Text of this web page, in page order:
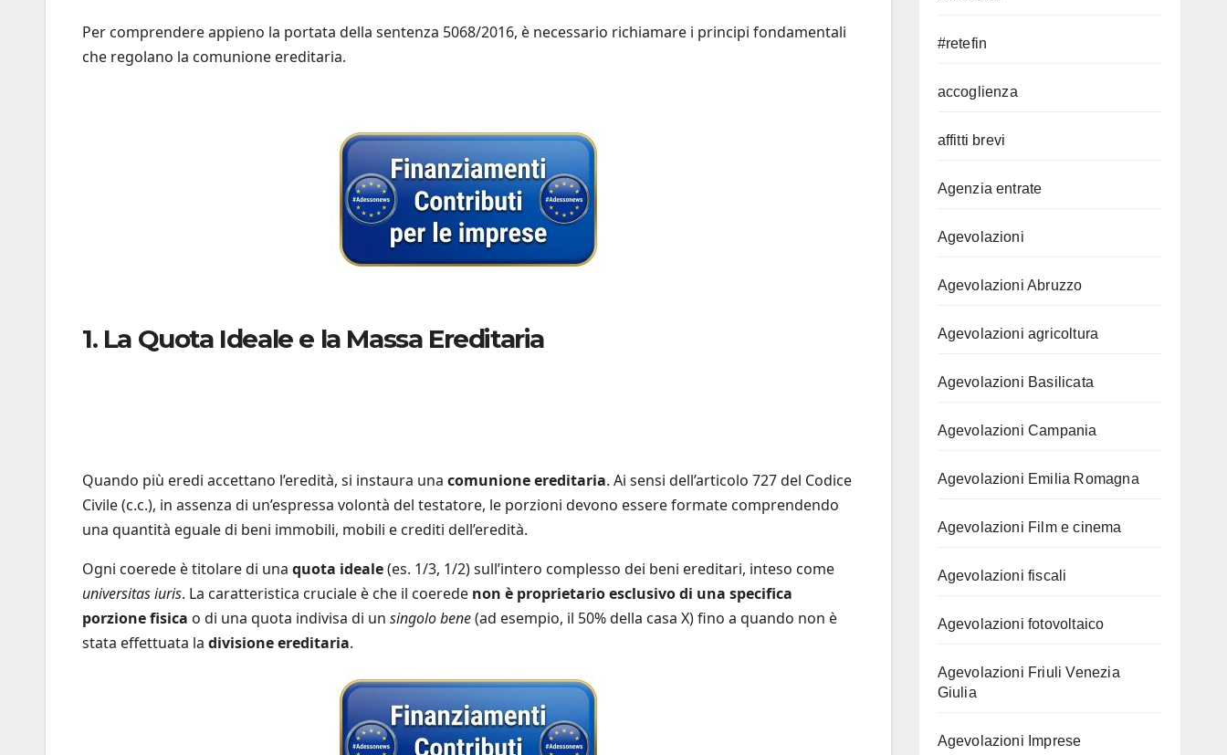
Per comprendere appieno la portata della sentenza 5068/2016, è necessario richiamare i principi fondamentali
che regolano la comunione ereditaria.
1. La Quota Ideale e la Massa Ereditaria
Quando più eredi accettano l’eredità, si instaura una comunione ereditaria. Ai sensi dell’articolo 727 del Codice
Civile (c.c.), in assenza di un’espressa volontà del testatore, le porzioni devono essere formate comprendendo
una quantità eguale di beni immobili, mobili e crediti dell’eredità.
Ogni coerede è titolare di una quota ideale(es. 1/3, 1/2) sull’intero complesso dei beni ereditari, inteso come
universitas iuris. La caratteristica cruciale è che il coerede non è proprietario esclusivo di una specifica
porzione fisica o di una quota indivisa di un singolo bene(ad esempio, il 50% della casa X) fino a quando non è
stata effettuata la divisione ereditaria.
#retefin
accoglienza
affitti brevi
Agenzia entrate
Agevolazioni
Agevolazioni Abruzzo
Agevolazioni agricoltura
Agevolazioni Basilicata
Agevolazioni Campania
Agevolazioni Emilia Romagna
Agevolazioni Film e cinema
Agevolazioni fiscali
Agevolazioni fotovoltaico
Agevolazioni Friuli Venezia
Giulia
Agevolazioni Imprese